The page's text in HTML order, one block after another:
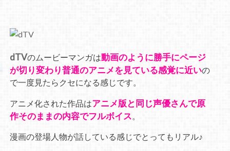
dTVのムービーマンガは動画のように勝手にページ
が切り変わり普通のアニメを見ている感覚に近いの
で一度見たらクセになる感じです。
アニメ化された作品はアニメ版と同じ声優さんで原
作そのままの内容でフルボイス。
漫画の登場人物が話している感じでとってもリアル♪